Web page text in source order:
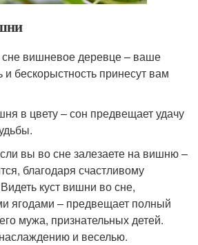
сне вишневое деревце – ваше
и бескорыстность принесут вам
в цвету – сон предвещает удачу
вы во сне залезаете на вишню –
благодаря счастливому
куст вишни во сне,
ягодами – предвещает полный
мужа, признательных детей.
и веселью.